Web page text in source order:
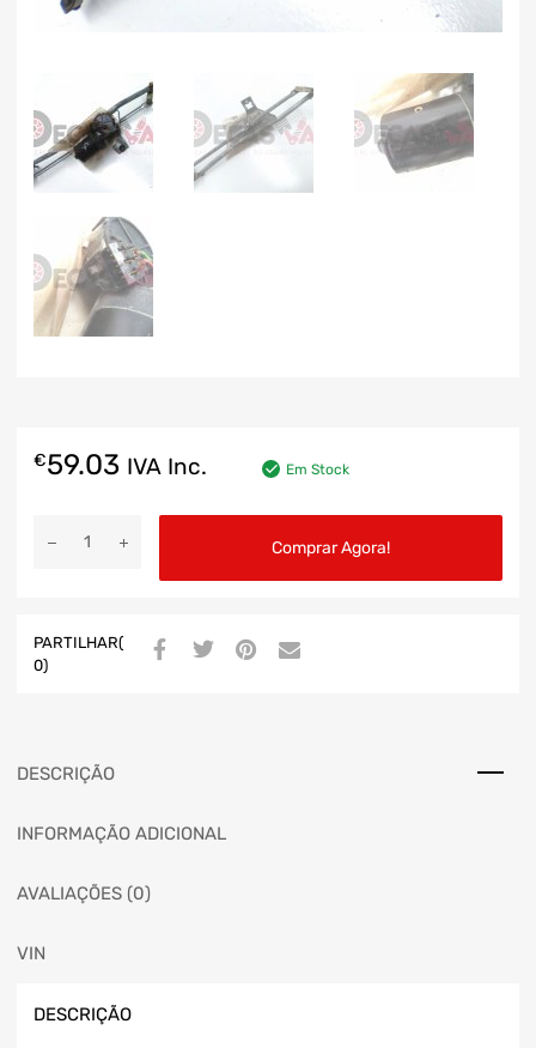
€59.03 IVA Inc. Em Stock
Comprar Agora!
PARTILHAR(
0)
DESCRIÇÃO
INFORMAÇÃO ADICIONAL
AVALIAÇÕES (0)
VIN
DESCRIÇÃO